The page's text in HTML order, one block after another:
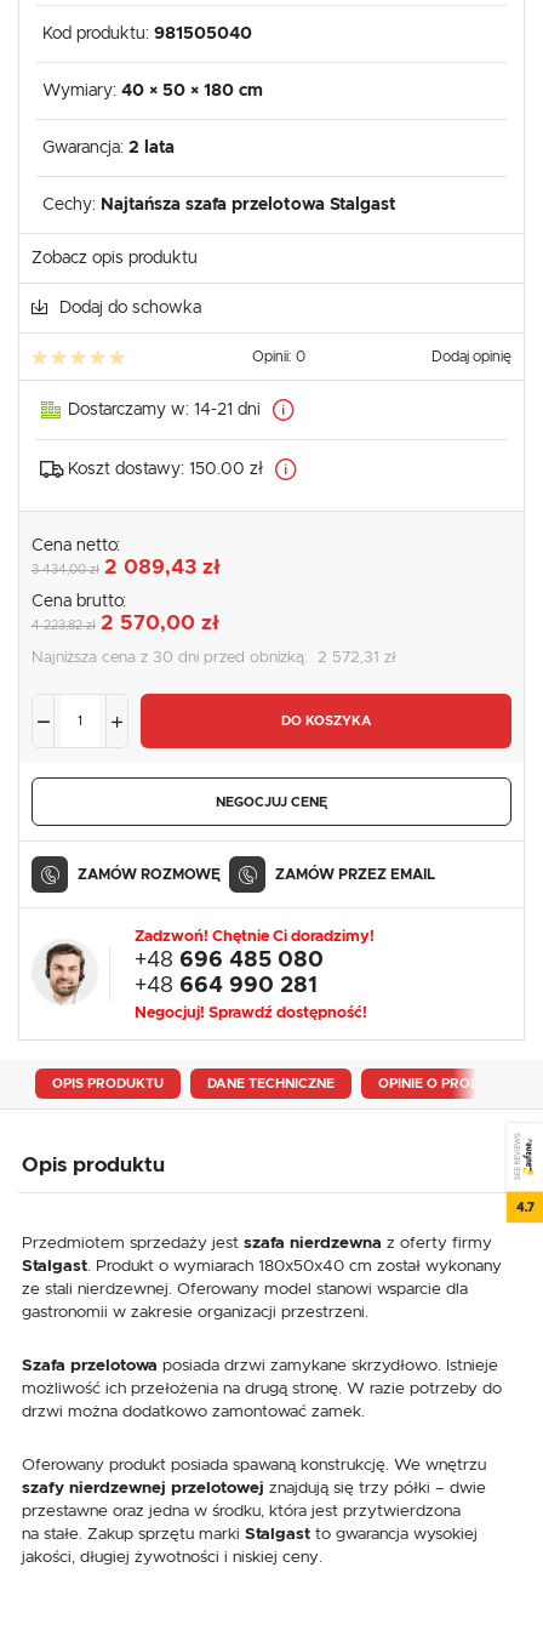
Kod produktu: 981505040
Wymiary: 40 × 50 × 180 cm
Gwarancja: 2 lata
Cechy: Najtańsza szafa przelotowa Stalgast
Zobacz opis produktu
Dodaj do schowka
Opinii: 0 Dodaj opinię
Dostarczamy w: 14-21 dni
Koszt dostawy: 150.00 zł
Cena netto:
3 434,00 zł 2 089,43 zł
Cena brutto:
4 223,82 zł 2 570,00 zł
Najniższa cena z 30 dni przed obniżką: 2 572,31 zł
DO KOSZYKA
NEGOCJUJ CENĘ
ZAMÓW ROZMOWĘ ZAMÓW PRZEZ EMAIL
Zadzwoń! Chętnie Ci doradzimy!
+48 696 485 080
+48 664 990 281
Negocjuj! Sprawdź dostępność!
OPIS PRODUKTU DANE TECHNICZNE OPINIE O PRODUKCIE
Opis produktu
Przedmiotem sprzedaży jest szafa nierdzewna z oferty firmy
Stalgast . Produkt o wymiarach 180x50x40 cm został wykonany
ze stali nierdzewnej. Oferowany model stanowi wsparcie dla
gastronomii w zakresie organizacji przestrzeni.
Szafa przelotowa posiada drzwi zamykane skrzydłowo. Istnieje
możliwość ich przełożenia na drugą stronę. W razie potrzeby do
drzwi można dodatkowo zamontować zamek.
Oferowany produkt posiada spawaną konstrukcję. We wnętrzu
szafy nierdzewnej przelotowej znajdują się trzy półki – dwie
przestawne oraz jedna w środku, która jest przytwierdzona
na stałe. Zakup sprzętu marki Stalgast to gwarancja wysokiej
jakości, długiej żywotności i niskiej ceny.
SEE REVIEWS
4.7